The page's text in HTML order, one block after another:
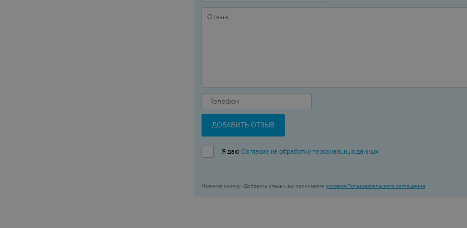
ДОБАВИТЬ ОТЗЫВ
Я даюСогласие на обработку персональных данных
Нажимая кнопку «Добавить отзыв», вы принимаете условия Пользовательского соглашения